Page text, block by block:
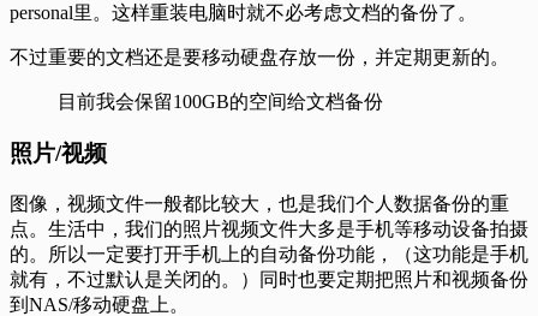
personal里。这样重装电脑时就不必考虑文档的备份了。
不过重要的文档还是要移动硬盘存放一份，并定期更新的。
目前我会保留100GB的空间给文档备份
照片/视频
图像，视频文件一般都比较大，也是我们个人数据备份的重
点。生活中，我们的照片视频文件大多是手机等移动设备拍摄
的。所以一定要打开手机上的自动备份功能，（这功能是手机
就有，不过默认是关闭的。）同时也要定期把照片和视频备份
到NAS/移动硬盘上。